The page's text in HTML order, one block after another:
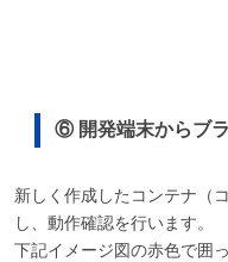
⑥ 開発端末からブ
新しく作成したコンテナ（
し、動作確認を行います。
下記イメージ図の赤色で囲